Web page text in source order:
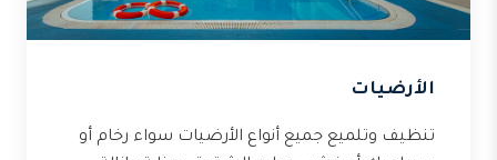
الأرضيات
تنظيف وتلميع جميع أنواع الأرضيات سواء رخام أو